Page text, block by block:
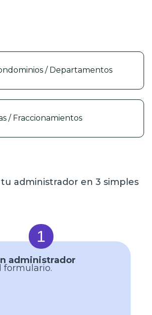
/ Departamentos
/ Fraccionamientos
administrador en 3 simples
1
administrador
formulario.